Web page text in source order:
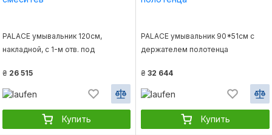
PALACE умывальник 120см,
накладной, с 1-м отв. под
₴ 26 515
Купить
PALACE умывальник 90*51см с
держателем полотенца
₴ 32 644
Купить